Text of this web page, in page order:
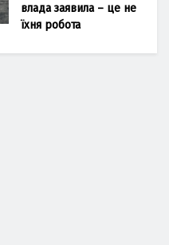
влада заявила – це не
їхня робота